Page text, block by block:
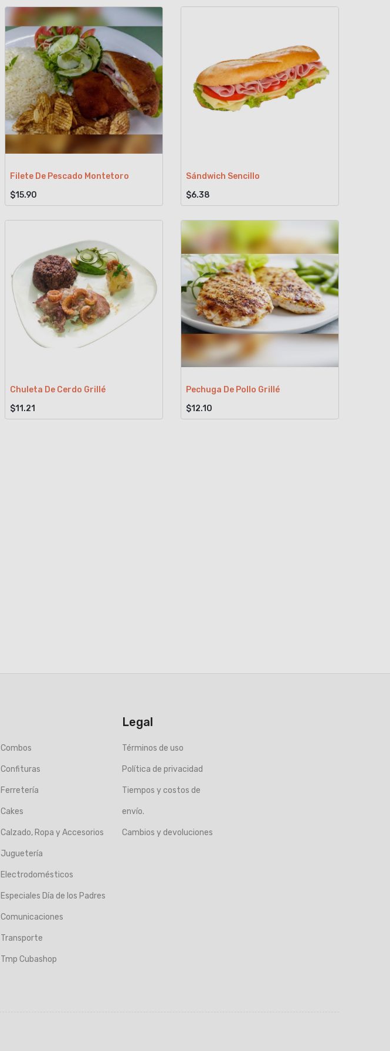
Filete De Pescado Montetoro
$15.90
Sándwich Sencillo
$6.38
Chuleta De Cerdo Grillé
$11.21
Pechuga De Pollo Grillé
$12.10
Combos
Confituras
Ferretería
Cakes
Calzado, Ropa y Accesorios
Juguetería
Electrodomésticos
Especiales Día de los Padres
Comunicaciones
Transporte
Tmp Cubashop
Legal
Términos de uso
Política de privacidad
Tiempos y costos de
envío.
Cambios y devoluciones